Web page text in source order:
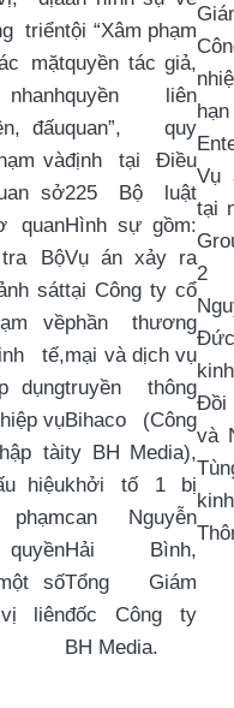
triển
mặt
đấu
và
sở
quan
Bộ
sát
về
tế,
dụng
vụ
tài
hiệu
số
liên
tội “Xâm phạm
quyền tác giả,
quyền liên
quan”, quy
định tại Điều
225 Bộ luật
Hình sự gồm:
Vụ án xảy ra
tại Công ty cổ
phần thương
mại và dịch vụ
truyền thông
Bihaco (Công
ty BH Media),
khởi tố 1 bị
can Nguyễn
Hải Bình,
Tổng Giám
đốc Công ty
BH Media.
Vụ
tại
2
và